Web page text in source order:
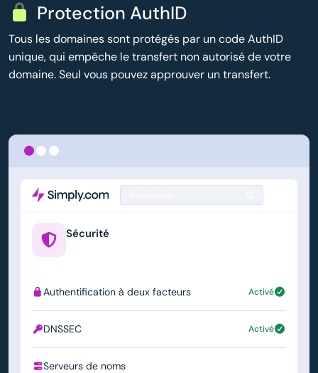
Protection AuthID
Tous les domaines sont protégés par un code AuthID
unique, qui empêche le transfert non autorisé de votre
domaine. Seul vous pouvez approuver un transfert.
Sécurité
Authentification à deux facteurs Activé
DNSSEC Activé
Serveurs de noms